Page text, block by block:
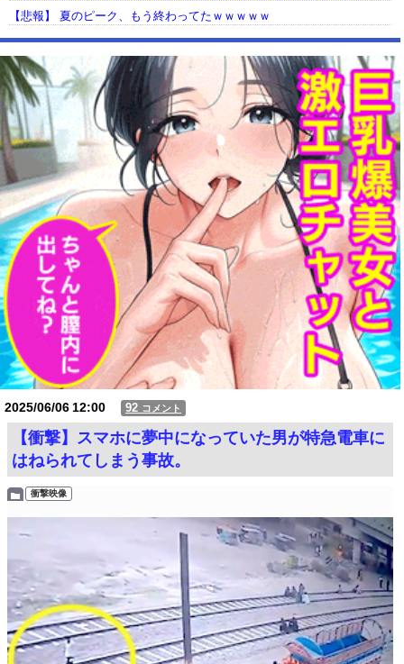
【悲報】 夏のピーク、もう終わってたｗｗｗｗｗ
【動画】USJの禁止エリアに子どもたちが続々乱入 → スタッフが注意し
ても止まらない事態に
Powered by livedoor 相互RSS
2025/06/0612:00 92 コメント
【衝撃】スマホに夢中になっていた男が特急電車に
はねられてしまう事故。
衝撃映像